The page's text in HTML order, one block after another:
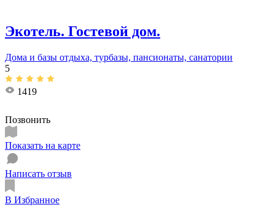
Экотель. ​Гостевой дом.
Дома и базы отдыха, турбазы, пансионаты, санатории
5
1419
Позвонить
Показать на карте
Написать отзыв
В Избранное